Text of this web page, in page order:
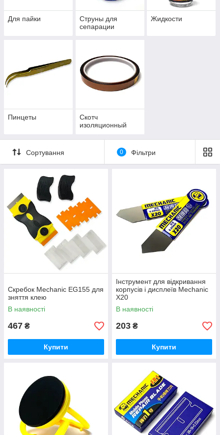
Для пайки
Струны для
сепарации
Жидкости
Пинцеты
Скотч
изоляционный
Сортування 0 Фільтри
Скребок Mechanic EG155 для
зняття клею
В наявності
467 ₴
Купити
Інструмент для відкривання
корпусів і дисплеїв Mechanic
X20
В наявності
203 ₴
Купити